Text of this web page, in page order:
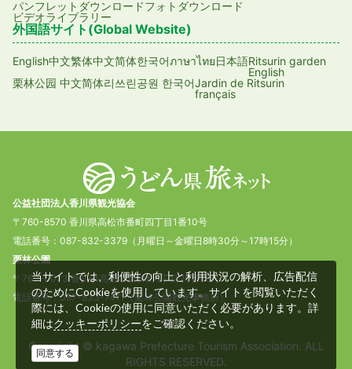
パンフレットダウンロードフォトダウンロード
ビデオライブラリー
外国語サイト(Global Website)
English中文繁体中文简体한국어ภาษาไทย日本語Ritsurin garden
English
栗林公园 中文简体리쓰린공원 한국어Jardin de Ritsurin
français
公益社団法人香川県観光協会
〒760-8570 香川県高松市番町四丁目1番10号
電話番号：087-832-3379（月曜日～金曜日8時30分～17時15分）
栗林公園
〒760-0073 香川県高松市栗林町1丁目20番16号
電話番号：087-833-7411（栗林公園観光事務所）
Copyright © kagawa Prefecture Tourism Association. ALL
RIGHTS RESERVED.
当サイトでは、利便性の向上と利用状況の解析、広告配信
のためにCookieを使用しています。サイトを閲覧いただく
際には、Cookieの使用に同意いただく必要があります。詳
細はクッキーポリシーをご確認ください。
同意する